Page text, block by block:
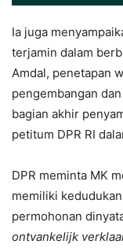
Ia juga
terjamin dalam
Amdal, penetapan
pengembangan
bagian akhir
petitum DPR RI
DPR meminta MK
memiliki
permohonan
ontvankelijk